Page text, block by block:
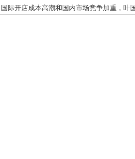
际开店成本高潮和国内市场竞争加重，